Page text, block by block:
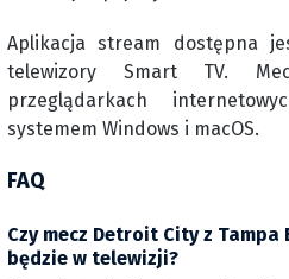
Aplikacja stream dostępna
telewizory Smart TV.
przeglądarkach
systemem Windows i macOS.
FAQ
Czy mecz Detroit City z Tampa
będzie w telewizji?